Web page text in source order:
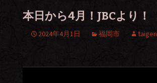
本日から4月！JBCより！
2024年4月1日 福岡市 taigen